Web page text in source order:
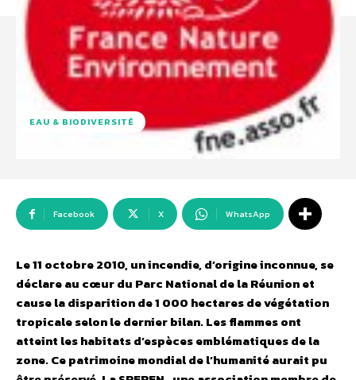
EAU & BIODIVERSITÉ
Facebook X WhatsApp
Le 11 octobre 2010, un incendie, d’origine inconnue, se
déclare au cœur du Parc National de la Réunion et
cause la disparition de 1 000 hectares de végétation
tropicale selon le dernier bilan. Les flammes ont
atteint les habitats d’espèces emblématiques de la
zone. Ce patrimoine mondial de l’humanité aurait pu